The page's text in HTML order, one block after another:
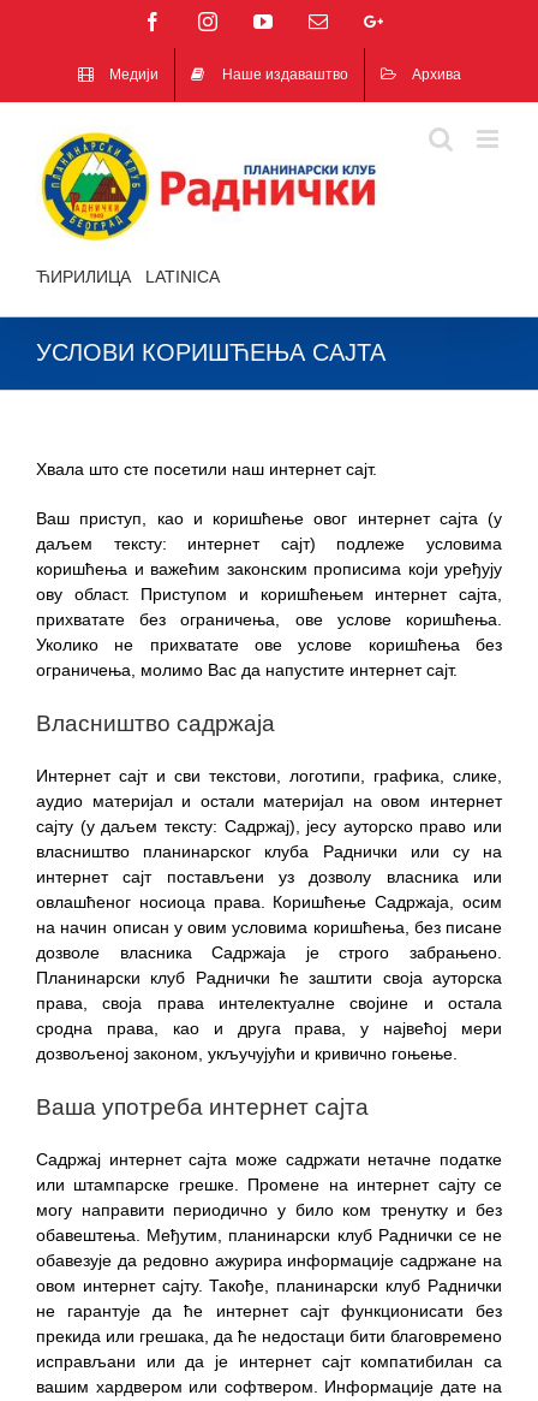
FacebookInstagramYouTubeEmail Google+
Медији Наше издаваштво Архива
ЋИРИЛИЦА LATINICA
УСЛОВИ КОРИШЋЕЊА САЈТА
Хвала што сте посетили наш интернет сајт.
Ваш приступ, као и коришћење овог интернет сајта (у
даљем тексту: интернет сајт) подлеже условима
коришћења и важећим законским прописима који уређују
ову област. Приступом и коришћењем интернет сајта,
прихватате без ограничења, ове услове коришћења.
Уколико не прихватате ове услове коришћења без
ограничења, молимо Вас да напустите интернет сајт.
Власништво садржаја
Интернет сајт и сви текстови, логотипи, графика, слике,
аудио материјал и остали материјал на овом интернет
сајту (у даљем тексту: Садржај), јесу ауторско право или
власништво планинарског клуба Раднички или су на
интернет сајт постављени уз дозволу власника или
овлашћеног носиоца права. Коришћење Садржаја, осим
на начин описан у овим условима коришћења, без писане
дозволе власника Садржаја је строго забрањено.
Планинарски клуб Раднички ће заштити своја ауторска
права, своја права интелектуалне својине и остала
сродна права, као и друга права, у највећој мери
дозвољеној законом, укључујући и кривично гоњење.
Ваша употреба интернет сајта
Садржај интернет сајта може садржати нетачне податке
или штампарске грешке. Промене на интернет сајту се
могу направити периодично у било ком тренутку и без
обавештења. Међутим, планинарски клуб Раднички се не
обавезује да редовно ажурира информације садржане на
овом интернет сајту. Такође, планинарски клуб Раднички
не гарантује да ће интернет сајт функционисати без
прекида или грешака, да ће недостаци бити благовремено
исправљани или да је интернет сајт компатибилан са
вашим хардвером или софтвером. Информације дате на